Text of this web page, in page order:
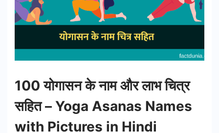
100 योगासन के नाम और लाभ चित्र
सहित – Yoga Asanas Names
with Pictures in Hindi